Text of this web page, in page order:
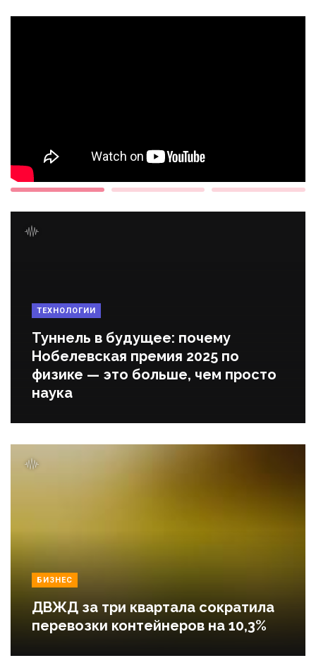
ТЕХНОЛОГИИ
Туннель в будущее: почему
Нобелевская премия 2025 по
физике — это больше, чем просто
наука
БИЗНЕС
ДВЖД за три квартала сократила
перевозки контейнеров на 10,3%